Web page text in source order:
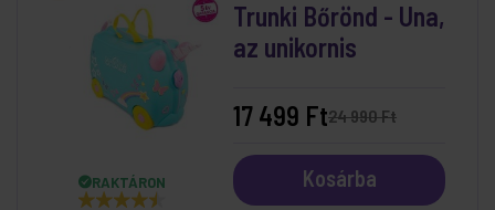
RAKTÁRON
Trunki Bőrönd - Una,
az unikornis
24 990 Ft
17 499 Ft
Kosárba